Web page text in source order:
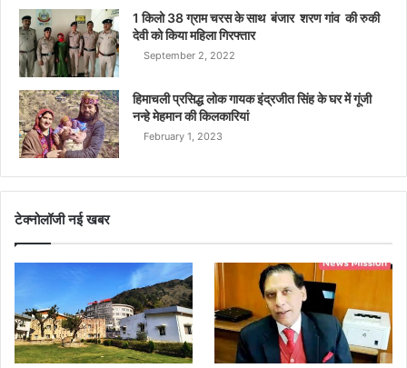
1 किलो 38 ग्राम चरस के साथ बंजार शरण गांव की रुकी
देवी को किया महिला गिरफ्तार
September 2, 2022
हिमाचली प्रसिद्ध लोक गायक इंद्रजीत सिंह के घर में गूंजी
नन्हे मेहमान की किलकारियां
February 1, 2023
टेक्नोलॉजी नई खबर